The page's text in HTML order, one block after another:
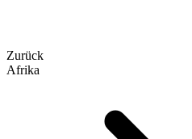
Zurück
Afrika